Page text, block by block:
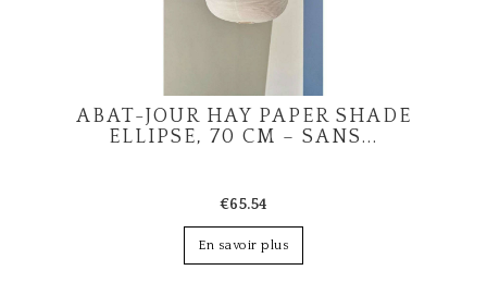
ABAT-JOUR HAY PAPER SHADE
ELLIPSE, 70 CM – SANS...
€65.54
En savoir plus